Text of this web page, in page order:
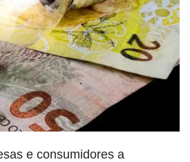
e consumidores a